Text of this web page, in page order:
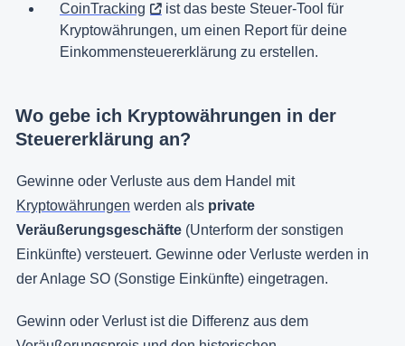
CoinTracking
ist das beste Steuer-Tool für
Kryptowährungen, um einen Report für deine
Einkommensteuererklärung zu erstellen.
Wo gebe ich Kryptowährungen in der
Steuererklärung an?
Gewinne oder Verluste aus dem Handel mit
Kryptowährungen werden als private
Veräußerungsgeschäfte (Unterform der sonstigen
Einkünfte) versteuert. Gewinne oder Verluste werden in
der Anlage SO (Sonstige Einkünfte) eingetragen.
Gewinn oder Verlust ist die Differenz aus dem